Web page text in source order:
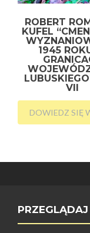
ROBERT
KUFEL
1945
VII
DOWIEDZ SIĘ